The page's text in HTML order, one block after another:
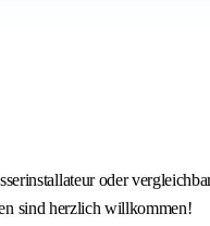
oder
sind herzlich willkommen!